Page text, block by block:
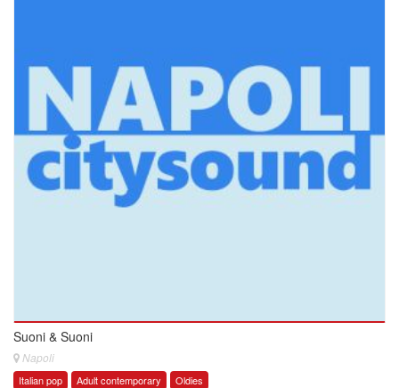
Suoni & Suoni
Napoli
Italian pop Adult contemporary Oldies